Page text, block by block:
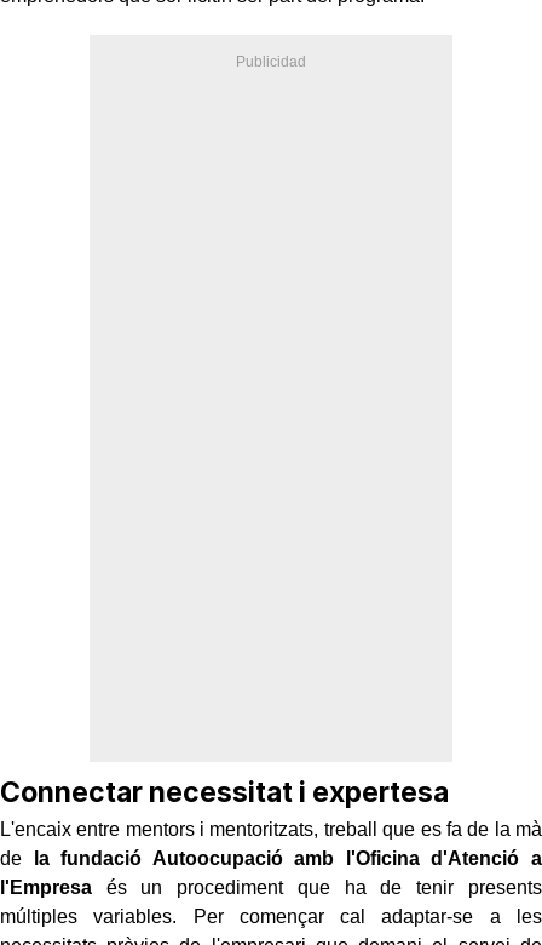
Connectar necessitat i expertesa
L'encaix entre mentors i mentoritzats, treball que es fa de la mà
de
la fundació Autoocupació amb l'Oficina d'Atenció a
l'Empresa és un procediment que ha de tenir presents
múltiples variables. Per començar cal adaptar-se a les